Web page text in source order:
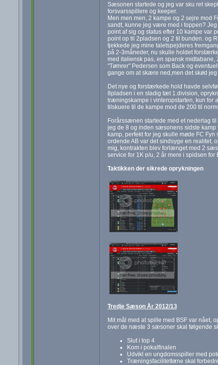
Sæsonen startede og jeg var sku ret
forsvarsspillere og keeper.
Men men men, 2 kampe og 2 sejre mod
sandt, kunne jeg være med i toppen?
point af sig og status efter 10 kampe var
point op til 2pladsen og 2 til bunden. og
tjekkede jeg mine taletspejderes
på 2-3måneder, nu skulle holdet
med italiensk pas, en spansk
"Tømrer" Pedersen som Back og
gange om at skære ned,men det skød
Det nye og forstærkede hold havde
8pladsen i en stadig tæt 1.division,
træningskampe i vinteropstarten, kun for
tilskuere til de kampe mod de 200 til
Forårssænen startede med et nederlag
jeg de 8 og inden sæsonens sidste kamp
kamp, perfekt for jeg skulle møde FC
ordende AB var det sindsyge en realitet,
mig, kontrakten blev forlænget med 2
service for 1K p/u, 2 år mere i spidsen for
Taktikken der sikrede oprykningen
Tredje Sæson År 2012/13
Mit mål med at spille med BSF var nået,
over de næste 3 sæsoner skal følgende
Slut i top 4
Kom i pokalfinalen
Udvikl en ungdomsspiller med
Træningsfacilitetterne skal